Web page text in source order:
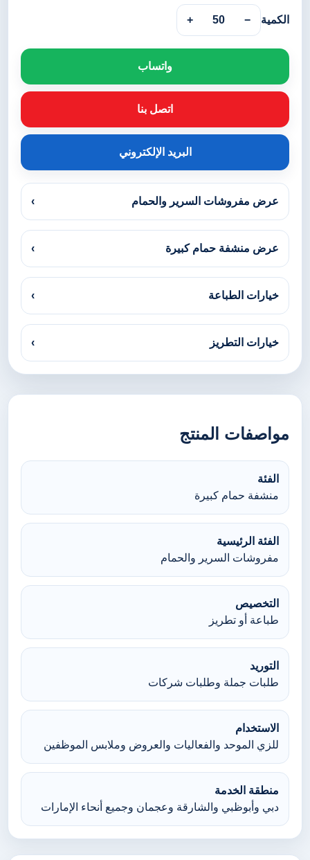
الكمية −
50
+
واتساب
اتصل بنا
البريد الإلكتروني
عرض مفروشات السرير والحمام ›
عرض منشفة حمام كبيرة ›
خيارات الطباعة ›
خيارات التطريز ›
مواصفات المنتج
الفئة
منشفة حمام كبيرة
الفئة الرئيسية
مفروشات السرير والحمام
التخصيص
طباعة أو تطريز
التوريد
طلبات جملة وطلبات شركات
الاستخدام
للزي الموحد والفعاليات والعروض وملابس الموظفين
منطقة الخدمة
دبي وأبوظبي والشارقة وعجمان وجميع أنحاء الإمارات